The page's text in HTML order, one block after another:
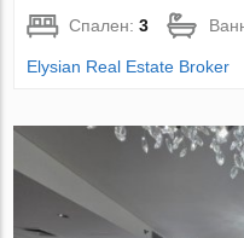
Спален:3
Elysian Real Estate Broker